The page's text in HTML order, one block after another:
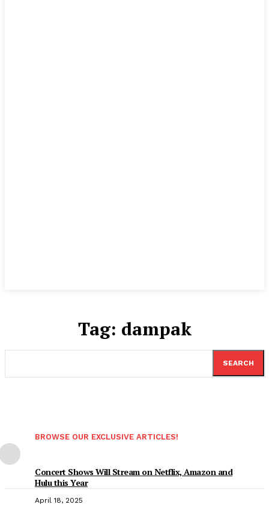
Tag: dampak
SEARCH
BROWSE OUR EXCLUSIVE ARTICLES!
Concert Shows Will Stream on Netflix, Amazon and
Hulu this Year
April 18, 2025